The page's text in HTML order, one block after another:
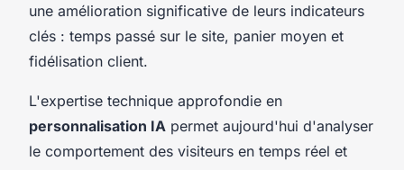
une amélioration significative de leurs indicateurs
clés : temps passé sur le site, panier moyen et
fidélisation client.
L'expertise technique approfondie en
personnalisation IA permet aujourd'hui d'analyser
le comportement des visiteurs en temps réel et